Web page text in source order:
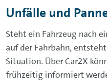
Unfälle und
Steht ein Fahrzeug nach
auf der Fahrbahn,
Situation. Über Car2X
frühzeitig informiert